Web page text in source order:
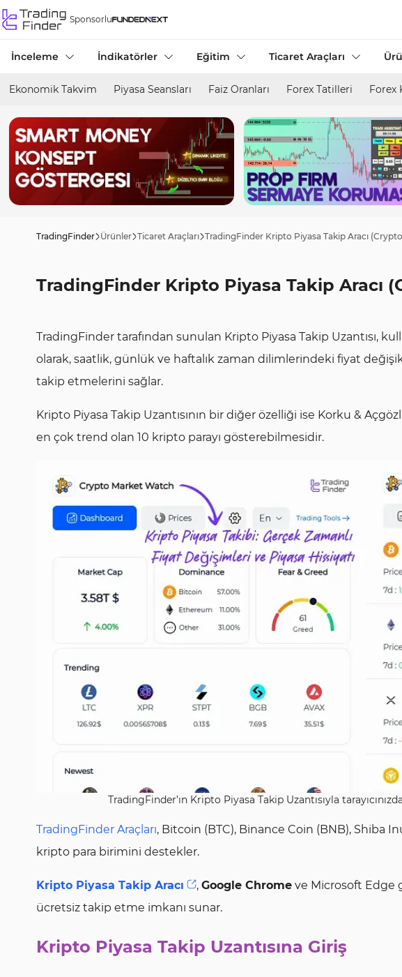
Sponsorlu
İnceleme İndikatörler Eğitim Ticaret Araçları
Ekonomik Takvim Piyasa Seansları Faiz Oranları Forex Tatilleri Forex
TradingFinder Ürünler Ticaret Araçları TradingFinder Kripto Piyasa Takip Aracı
TradingFinder Kripto Piyasa Takip Aracı
TradingFinder tarafından sunulan Kripto Piyasa Takip Uzantısı,
olarak, saatlik, günlük ve haftalık zaman dilimlerindeki fiyat
takip etmelerini sağlar.
Kripto Piyasa Takip Uzantısının bir diğer özelliği ise Korku &
en çok trend olan 10 kripto parayı gösterebilmesidir.
TradingFinder’ın Kripto Piyasa Takip Uzantısıyla
TradingFinder Araçları, Bitcoin (BTC), Binance Coin (BNB), Shiba
kripto para birimini destekler.
Kripto Piyasa Takip Aracı ,Google Chrome ve Microsoft Edge
ücretsiz takip etme imkanı sunar.
Kripto Piyasa Takip Uzantısına Giriş